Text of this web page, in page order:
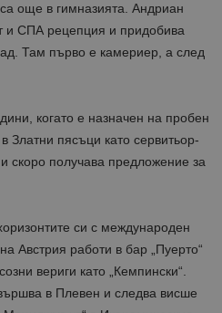
още в гимназията. Андриан
и СПА рецепция и придобива
Там първо е камериер, а след
когато е назначен на пробен
Златни пясъци като сервитьор-
скоро получава предложение за
си с международен
Австрия работи в бар „Пуерто“
вериги като „Кемпински“.
в Плевен и следва висше